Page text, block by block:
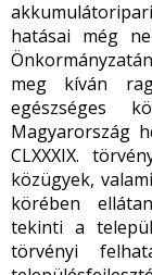
hatásai még
meg kíván
egészséges
Magyarország
CLXXXIX.
közügyek,
körében
tekinti a
törvényi